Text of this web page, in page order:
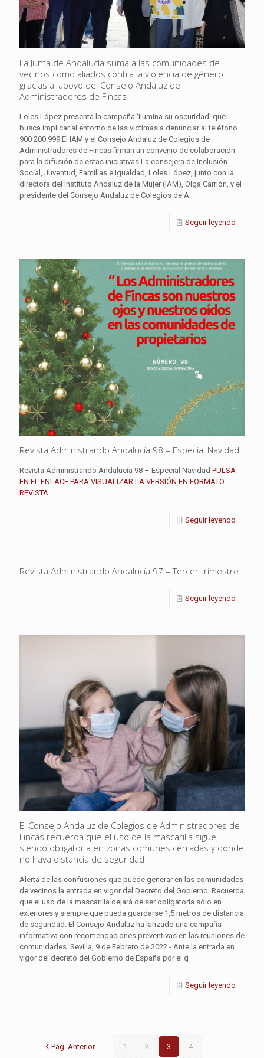
La Junta de Andalucía suma a las comunidades de
vecinos como aliados contra la violencia de género
gracias al apoyo del Consejo Andaluz de
Administradores de Fincas
Loles López presenta la campaña ‘Ilumina su oscuridad’ que
busca implicar al entorno de las víctimas a denunciar al teléfono
900 200 999 El IAM y el Consejo Andaluz de Colegios de
Administradores de Fincas firman un convenio de colaboración
para la difusión de estas iniciativas La consejera de Inclusión
Social, Juventud, Familias e Igualdad, Loles López, junto con la
directora del Instituto Andaluz de la Mujer (IAM), Olga Carrión, y el
presidente del Consejo Andaluz de Colegios de A
Seguir leyendo
Revista Administrando Andalucía 98 – Especial Navidad
Revista Administrando Andalucía 98 – Especial Navidad PULSA
EN EL ENLACE PARA VISUALIZAR LA VERSIÓN EN FORMATO
REVISTA
Seguir leyendo
Revista Administrando Andalucía 97 – Tercer trimestre
Seguir leyendo
El Consejo Andaluz de Colegios de Administradores de
Fincas recuerda que el uso de la mascarilla sigue
siendo obligatoria en zonas comunes cerradas y donde
no haya distancia de seguridad
Alerta de las confusiones que puede generar en las comunidades
de vecinos la entrada en vigor del Decreto del Gobierno. Recuerda
que el uso de la mascarilla dejará de ser obligatoria sólo en
exteriores y siempre que pueda guardarse 1,5 metros de distancia
de seguridad. El Consejo Andaluz ha lanzado una campaña
informativa con recomendaciones preventivas en las reuniones de
comunidades. Sevilla, 9 de Febrero de 2022.- Ante la entrada en
vigor del decreto del Gobierno de España por el q
Seguir leyendo
Pág. Anterior 1 2 3 4